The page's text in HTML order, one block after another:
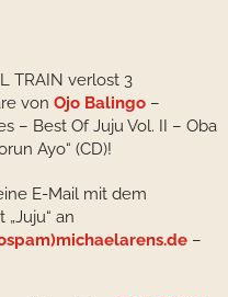
TRAIN verlost 3
von Ojo Balingo –
– Best Of Juju Vol. II – Oba
Ayo“ (CD)!
E-Mail mit dem
an
–